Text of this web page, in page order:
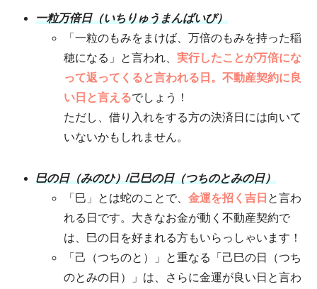
一粒万倍日（いちりゅうまんばいび）
「一粒のもみをまけば、万倍のもみを持った稲
穂になる」と言われ、 実行したことが万倍にな
って返ってくると言われる日。不動産契約に良
い日と言えるでしょう！
ただし、借り入れをする方の決済日には向いて
いないかもしれません。
巳の日（みのひ）/己巳の日（つちのとみの日）
「巳」とは蛇のことで、 金運を招く吉日 と言わ
れる日です。大きなお金が動く不動産契約で
は、巳の日を好まれる方もいらっしゃいます！
「己（つちのと）」と重なる「己巳の日（つち
のとみの日）」は、さらに金運が良い日と言わ